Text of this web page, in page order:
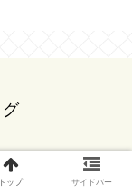
グ.
トップ サイドバー